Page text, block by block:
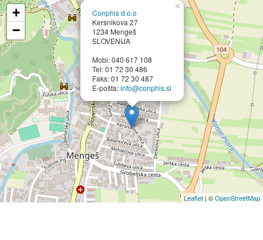
Conphis d.o.o
Kersnikova 27
1234 Mengeš
SLOVENIJA
Mobi: 040 617 108
Tel: 01 72 30 486
Faks: 01 72 30 487
E-pošta:info@conphis.si
×
+
−
Leaflet | ©OpenStreetMap